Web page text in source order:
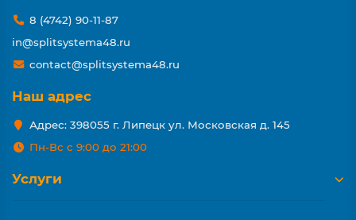
8 (4742) 90-11-87
in@splitsystema48.ru
contact@splitsystema48.ru
Наш адрес
Адрес: 398055 г. Липецк ул. Московская д. 145
Пн-Вс с 9:00 до 21:00
Услуги